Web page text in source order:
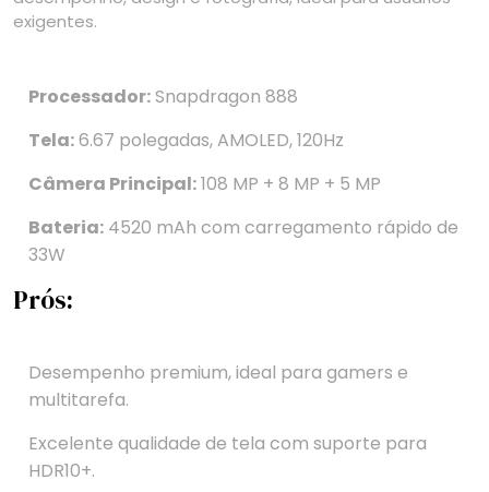
exigentes.
Processador:Snapdragon 888
Tela:6.67 polegadas, AMOLED, 120Hz
Câmera Principal:108 MP + 8 MP + 5 MP
Bateria: 4520 mAh com carregamento rápido de
33W
Prós:
Desempenho premium, ideal para gamers e
multitarefa.
Excelente qualidade de tela com suporte para
HDR10+.